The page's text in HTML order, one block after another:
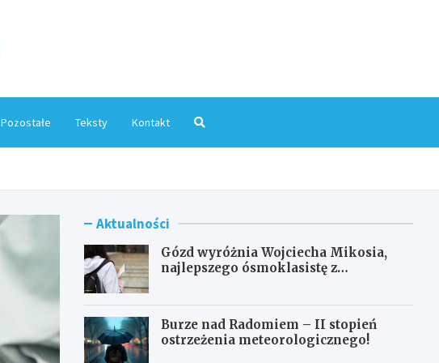
Pozostałe Teksty Kontakt
Aktualności
Gózd wyróżnia Wojciecha Mikosia,
najlepszego ósmoklasistę z
Burze nad Radomiem – II stopień
ostrzeżenia meteorologicznego!